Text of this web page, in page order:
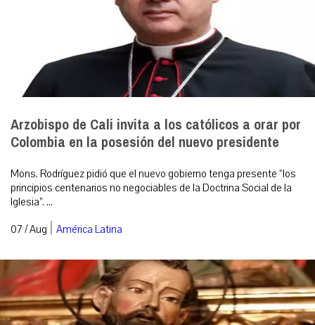
Arzobispo de Cali invita a los católicos a orar por
Colombia en la posesión del nuevo presidente
Mons. Rodríguez pidió que el nuevo gobierno tenga presente “los
principios centenarios no negociables de la Doctrina Social de la
Iglesia”. ...
07 / Aug | América Latina